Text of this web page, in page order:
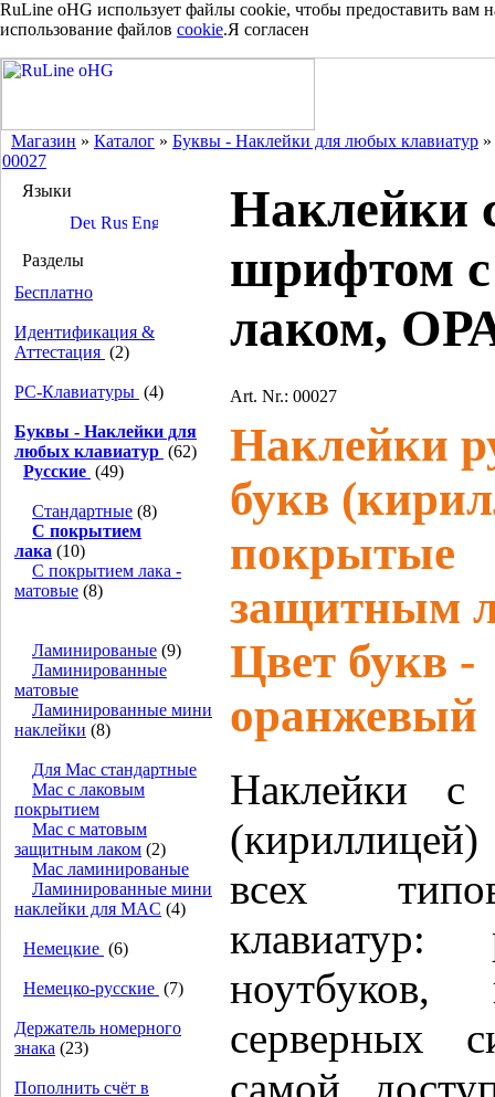
RuLine oHG использует файлы cookie, чтобы предоставить
использование файлов cookie.Я согласен
Магазин » Каталог » Буквы - Наклейки для любых клавиатур »
00027
Языки
Разделы
Бесплатно
Идентификация &
Аттестация (2)
PC-Клавиатуры (4)
Буквы - Наклейки для
любых клавиатур (62)
Русские (49)
Стандартные (8)
С покрытием
лака (10)
С покрытием лака -
матовые (8)
Ламинированые (9)
Ламинированные
матовые
Ламинированные мини
наклейки (8)
Для Mac стандартные
Mac с лаковым
покрытием
Mac с матовым
защитным лаком (2)
Mac ламинированые
Ламинированные мини
наклейки для MAC (4)
Немецкие (6)
Немецко-русские (7)
Держатель номерного
знака (23)
Пополнить счёт в
Наклейки
шрифтом
лаком,
Art. Nr.: 00027
Наклейки
букв
покрытые
защитным
Цвет букв -
оранжевый
Наклейки с
всех
клавиатур:
серверных